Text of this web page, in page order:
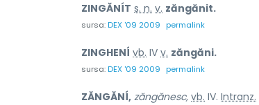
ZINGĂNÍT s. n. v. zăngănit.
sursa:DEX '09 2009 permalink
ZINGHENÍ vb. IV v. zăngăni.
sursa:DEX '09 2009 permalink
ZĂNGĂNÍ, zăngănesc, vb. IV. Intranz.